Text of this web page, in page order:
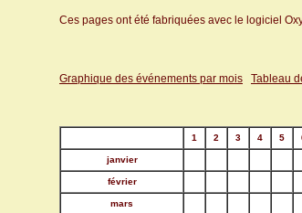
Ces pages ont été fabriquées avec le logiciel
Graphique des événements par mois Tableau
1 2 3 4 5
janvier
février
mars